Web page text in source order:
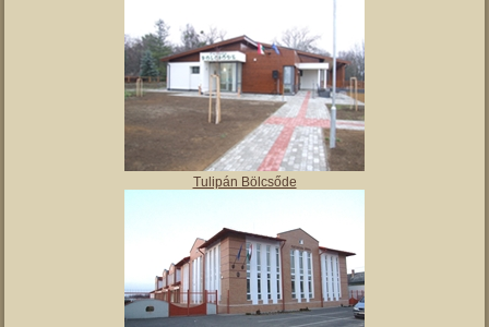
Angyalos
Polgármesteri hivatal